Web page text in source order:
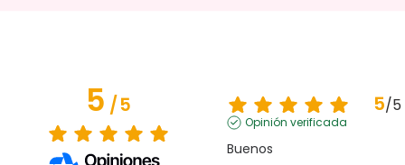
5/5 5/5
Opinión verificada
Buenos